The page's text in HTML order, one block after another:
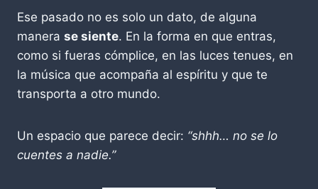
Ese pasado no es solo un dato, de alguna
manera se siente. En la forma en que entras,
como si fueras cómplice, en las luces tenues, en
la música que acompaña al espíritu y que te
transporta a otro mundo.
Un espacio que parece decir: “shhh… no se lo
cuentes a nadie.”